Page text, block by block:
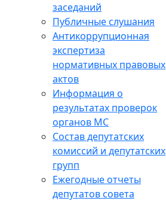
заседаний
Публичные слушания
Антикоррупционная
экспертиза
нормативных правовых
актов
Информация о
результатах проверок
органов МС
Состав депутатских
комиссий и депутатских
групп
Ежегодные отчеты
депутатов совета